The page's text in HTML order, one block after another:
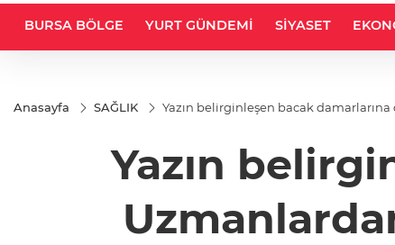
BURSA BÖLGE YURT GÜNDEMİ SİYASET
Anasayfa SAĞLIK Yazın belirginleşen bacak
Yazın